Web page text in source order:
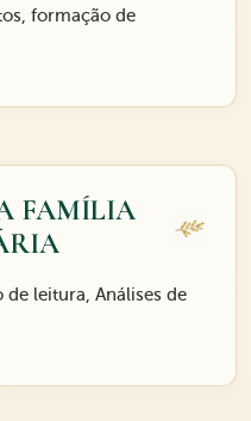
formação de
FAMÍLIA
leitura, Análises de